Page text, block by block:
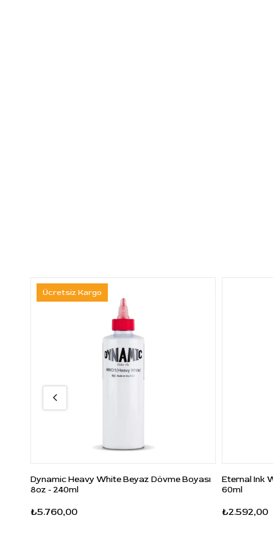
Dynamic Heavy White Beyaz Dövme Boyası
8oz - 240ml
₺5.760,00
Ücretsiz Kargo
Eternal Ink
60ml
₺2.592,00